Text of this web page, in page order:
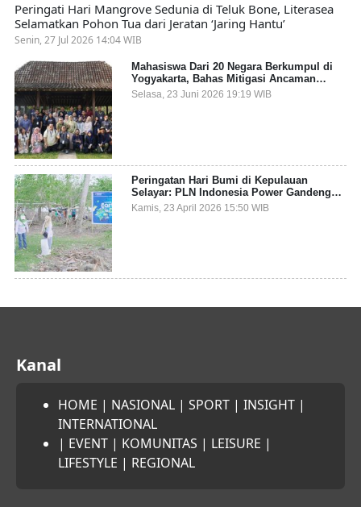
Peringati Hari Mangrove Sedunia di Teluk Bone, Literasea
Selamatkan Pohon Tua dari Jeratan ‘Jaring Hantu’
Senin, 27 Jul 2026 14:04 WIB
Mahasiswa Dari 20 Negara Berkumpul di
Yogyakarta, Bahas Mitigasi Ancaman
Kesehatan Global
Selasa, 23 Juni 2026 19:19 WIB
Peringatan Hari Bumi di Kepulauan
Selayar: PLN Indonesia Power Gandeng
Pemda dan Komunitas, Giatkan Restorasi
Mangrove
Kamis, 23 April 2026 15:50 WIB
Kanal
HOME | NASIONAL | SPORT | INSIGHT |
INTERNATIONAL
| EVENT | KOMUNITAS | LEISURE |
LIFESTYLE | REGIONAL